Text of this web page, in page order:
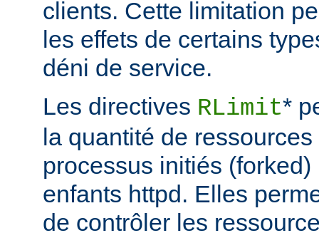
clients. Cette limitation
les effets de certains
déni de service.
Les directives RLimit*
la quantité de
processus initiés
enfants httpd. Elles
de contrôler les